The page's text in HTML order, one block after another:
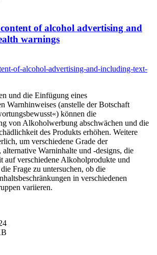
of alcohol advertising and
warnings
und die Einfügung eines
Warnhinweises (anstelle der Botschaft
können die
von Alkoholwerbung abschwächen und die
des Produkts erhöhen. Weitere
um verschiedene Grade der
Warninhalte und ‑designs, die
auf verschiedene Alkoholprodukte und
Frage zu untersuchen, ob die
in verschiedenen
variieren.